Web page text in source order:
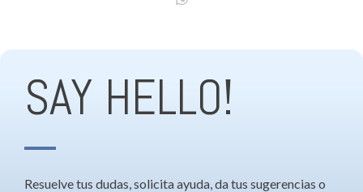
SAY HELLO!
Resuelve tus dudas, solicita ayuda, da tus sugerencias o